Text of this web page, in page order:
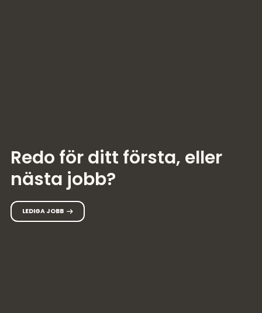
Redo för ditt första, eller
nästa jobb?
LEDIGA JOBB